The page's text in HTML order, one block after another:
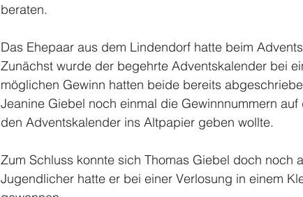
beraten.
Das Ehepaar aus dem Lindendorf hatte beim
Zunächst wurde der begehrte Adventskalender bei
möglichen Gewinn hatten beide bereits
Jeanine Giebel noch einmal die Gewinnnummern
den Adventskalender ins Altpapier geben wollte.
Zum Schluss konnte sich Thomas Giebel doch noch
Jugendlicher hatte er bei einer Verlosung in einem